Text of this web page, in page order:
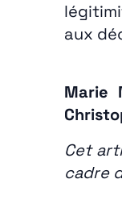
aux
Marie
Cet
cadre